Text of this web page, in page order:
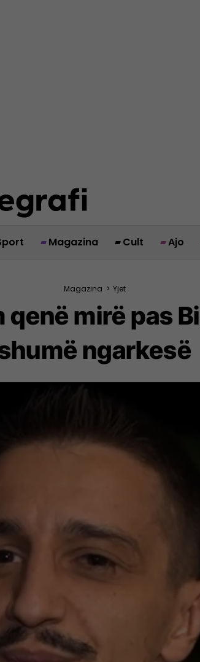
Magazina Cult Ajo
Magazina > Yjet
qenë mirë pas
ngarkesë